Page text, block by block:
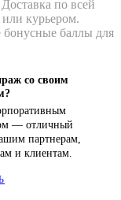
по всей
курьером.
бонусные баллы для
со своим
— отличный
партнерам,
и клиентам.